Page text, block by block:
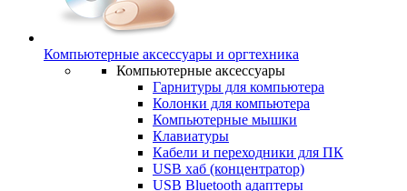
Компьютерные аксессуары и оргтехника
Компьютерные аксессуары
Гарнитуры для компьютера
Колонки для компьютера
Компьютерные мышки
Клавиатуры
Кабели и переходники для ПК
USB хаб (концентратор)
USB Bluetooth адаптеры